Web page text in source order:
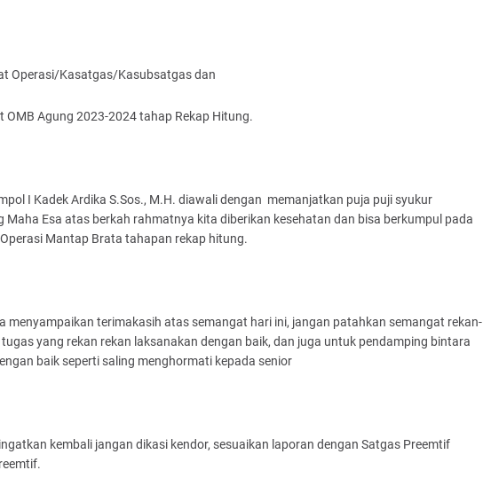
Operasi/Kasatgas/Kasubsatgas dan
OMB Agung 2023-2024 tahap Rekap Hitung.
I Kadek Ardika S.Sos., M.H. diawali dengan memanjatkan puja puji syukur
Maha Esa atas berkah rahmatnya kita diberikan kesehatan dan bisa berkumpul pada
Mantap Brata tahapan rekap hitung.
menyampaikan terimakasih atas semangat hari ini, jangan patahkan semangat rekan-
yang rekan rekan laksanakan dengan baik, dan juga untuk pendamping bintara
baik seperti saling menghormati kepada senior
kembali jangan dikasi kendor, sesuaikan laporan dengan Satgas Preemtif